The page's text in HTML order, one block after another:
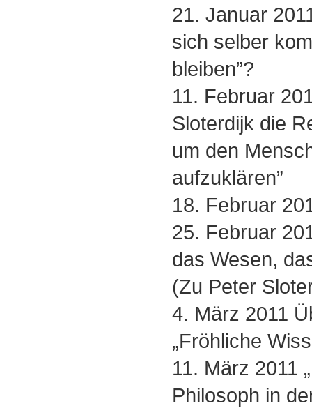
21. Januar
sich selber
bleiben”?
11. Februar
Sloterdijk die
um den
aufzuklären”
18. Februar
25. Februar
das Wesen,
(Zu Peter
4. März 2011
„Fröhliche
11. März 2011
Philosoph in